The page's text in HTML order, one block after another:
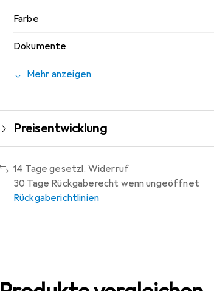
Farbe
Dokumente
Mehr anzeigen
Preisentwicklung
14 Tage gesetzl. Widerruf
30 Tage Rückgaberecht wenn ungeöffnet
Rückgaberichtlinien